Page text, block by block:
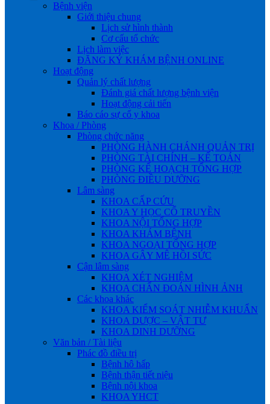
Bệnh viện
Giới thiệu chung
Lịch sử hình thành
Cơ cấu tổ chức
Lịch làm việc
ĐĂNG KÝ KHÁM BỆNH ONLINE
Hoạt động
Quản lý chất lượng
Đánh giá chất lượng bệnh viện
Hoạt động cải tiến
Báo cáo sự cố y khoa
Khoa / Phòng
Phòng chức năng
PHÒNG HÀNH CHÁNH QUẢN TRỊ
PHÒNG TÀI CHÍNH – KẾ TOÁN
PHÒNG KẾ HOẠCH TỔNG HỢP
PHÒNG ĐIỀU DƯỠNG
Lâm sàng
KHOA CẤP CỨU
KHOA Y HỌC CỔ TRUYỀN
KHOA NỘI TỔNG HỢP
KHOA KHÁM BỆNH
KHOA NGOẠI TỔNG HỢP
KHOA GÂY MÊ HỒI SỨC
Cận lâm sàng
KHOA XÉT NGHIỆM
KHOA CHẨN ĐOÁN HÌNH ẢNH
Các khoa khác
KHOA KIỂM SOÁT NHIỄM KHUẨN
KHOA DƯỢC – VẬT TƯ
KHOA DINH DƯỠNG
Văn bản / Tài liệu
Phác đồ điều trị
Bệnh hô hấp
Bệnh thận tiết niệu
Bệnh nội khoa
KHOA YHCT